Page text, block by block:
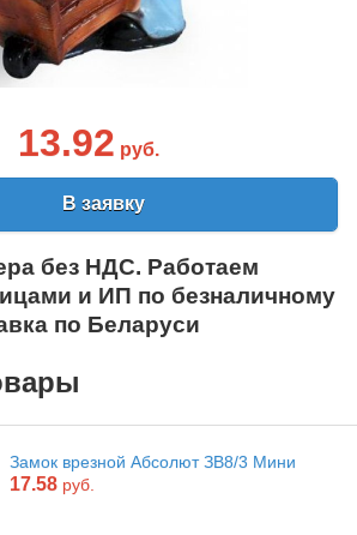
13.92 руб.
В заявку
без НДС. Работаем
и ИП по безналичному
по Беларуси
Замок врезной Абсолют ЗВ8/3 Мини
17.58 руб.